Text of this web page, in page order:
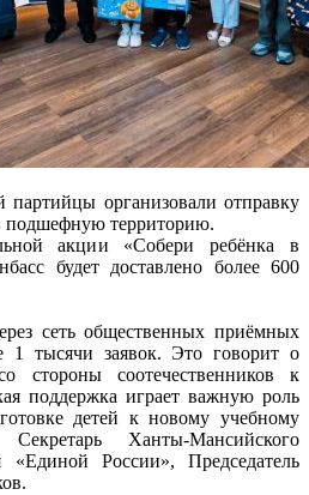
организовали отправку
подшефную территорию.
акции «Собери ребёнка в
будет доставлено более 600
сеть общественных приёмных
тысячи заявок. Это говорит о
стороны соотечественников к
поддержка играет важную роль
детей к новому учебному
Ханты-Мансийского
«Единой России», Председатель